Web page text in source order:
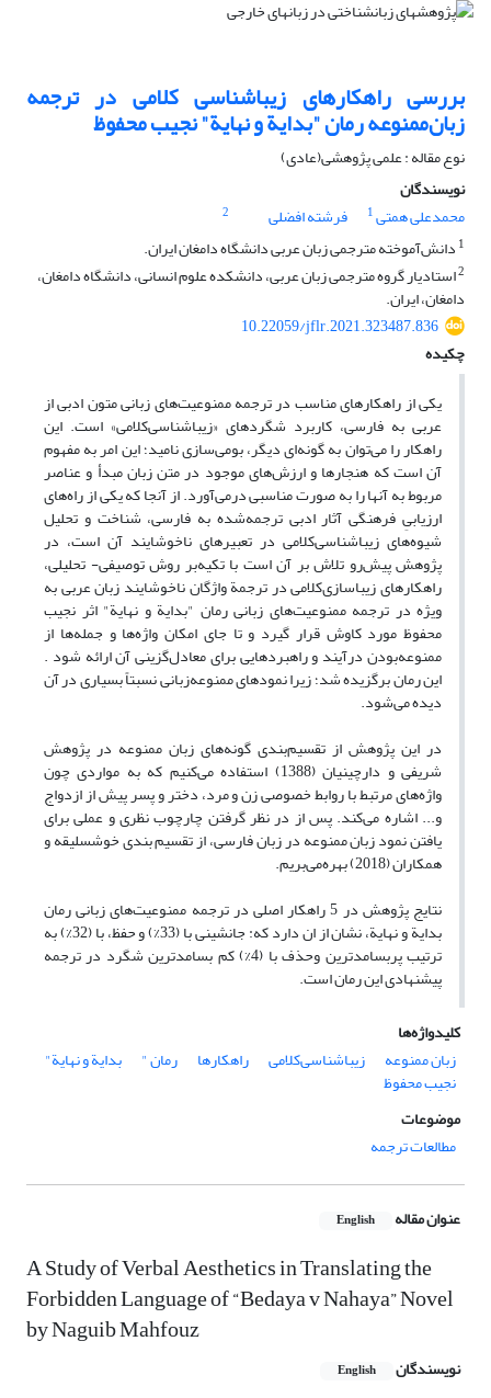
بررسی راهکارهای زیبا‌شناسی کلامی در ترجمه
زبان‌ممنوعه رمان "بدایة و نهایة" نجیب محفوظ
نوع مقاله : علمی پژوهشی(عادی)
نویسندگان
محمدعلی همتی1 فرشته افضلی
2
1 دانش‌آموخته مترجمی زبان عربی دانشگاه دامغان ایران.
2استادیار گروه مترجمی زبان عربی، دانشکده علوم انسانی، دانشگاه دامغان،
دامغان،‌ ایران.
10.22059/jflr.2021.323487.836
چکیده
یکی از راهکارهای مناسب در ترجمه ممنوعیت‌های زبانی متون ادبی از
عربی به فارسی، کاربرد شگردهای «زیباشناسی‌کلامی» است. این
راهکار را می‌توان به گونه‌ای دیگر، بومی‌سازی نامید؛ این امر به مفهوم
آن است که هنجارها و ارزش‌های موجود در متن زبان مبدأ و عناصر
مربوط به آنها را به صورت مناسبی درمی‌آورد. از آنجا که یکی از راه‌های
ارزیابیِ فرهنگی آثار ادبی ترجمه‌شده به فارسی، شناخت و تحلیل
شیوه‌های زیباشناسی‌کلامی در تعبیرهای ناخوشایند آن است، در
پژوهش پیش‌رو تلاش بر آن است با تکیه‌بر روش توصیفی- تحلیلی،
راهکارهای زیباسازی‌کلامی در ترجمة واژگان ناخوشایند زبان عربی به
ویژه در ترجمه ممنوعیت‌های زبانی رمان "بدایة و نهایة" اثر نجیب
محفوظ مورد کاوش قرار گیرد و تا جای امکان واژ‌ه‌ها و جمله‌ها از
ممنوعه‌بودن درآیند و راهبردهایی برای معادل‌گزینی آن ارائه شود .
این رمان برگزیده شد؛ زیرا نمودهای ممنوعه‌زبانی نسبتاً بسیاری در آن
دیده می‌شود.
در این پژوهش از تقسیم‌بندی گونه‌های زبان ممنوعه در پژوهش
شریفی و دارچینیان (1388) استفاده می‌کنیم که به مواردی چون
واژ‌ه‌های مرتبط با روابط خصوصی زن و مرد، دختر و پسر پیش از ازدواج
و... اشاره می‌کند. پس از در نظر گرفتن چارچوب نظری و عملی برای
یافتن نمود زبان ممنوعه در زبان فارسی، از تقسیم بندی خوش‎سلیقه و
همکاران (2018) بهره‌‌می‌بریم.
نتایج پژوهش در 5 راهکار اصلی در ترجمه ممنوعیت‌های زبانی رمان
بدایة و نهایة، نشان از ان دارد که: جانشینی با (33%) و حفظ، با (32%) به
ترتیب پربسامدترین وحذف با (4%) کم بسامدترین شگرد در ترجمه
پیشنهادی این رمان است.
کلیدواژه‌ها
زبان ممنوعه
زیباشناسی‌کلامی راهکارها رمان " بدایة و نهایة"
نجیب محفوظ
موضوعات
مطالعات ترجمه
عنوان مقاله English
A Study of Verbal Aesthetics in Translating the
Forbidden Language of “Bedaya v Nahaya” Novel
by Naguib Mahfouz
نویسندگان English